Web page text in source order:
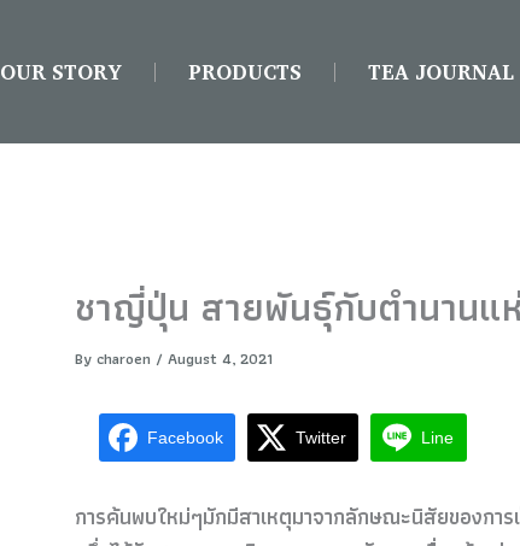
OUR STORY PRODUCTS TEA JOURNAL
ชาญี่ปุ่น สายพันธุ์กับตำนานแ
Bycharoen /August 4, 2021
Facebook Twitter Line
การค้นพบใหม่ๆมักมีสาเหตุมาจากลักษณะนิสัยของกา